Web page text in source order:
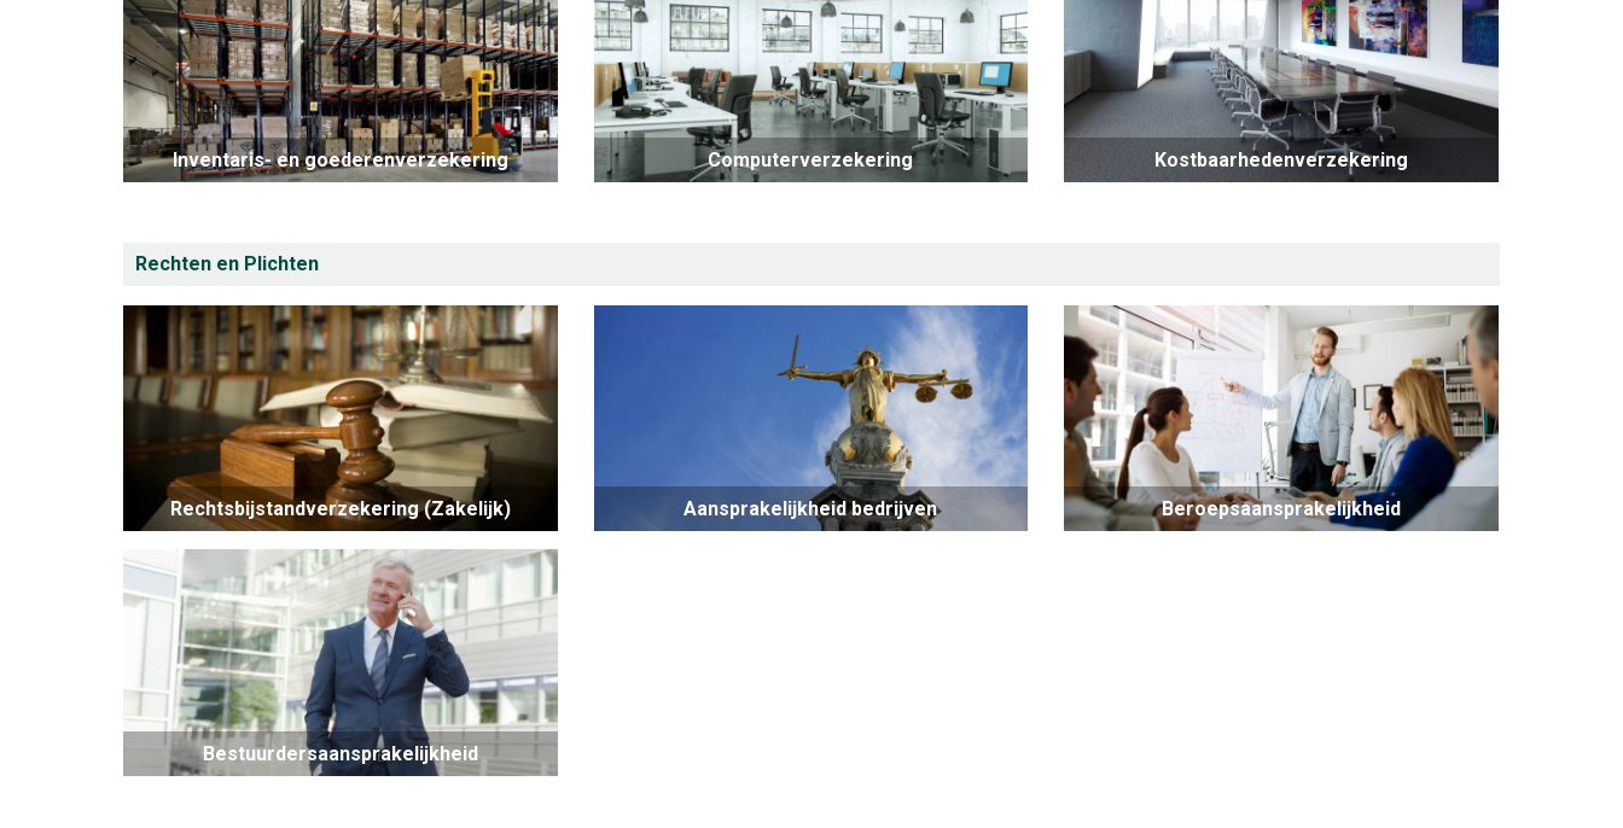
Inventaris- en goederenverzekering Computerverzekering Kostbaarhedenverzekering
Rechten en Plichten
Rechtsbijstandverzekering (Zakelijk) Aansprakelijkheid bedrijven Beroepsaansprakelijkheid
Bestuurdersaansprakelijkheid